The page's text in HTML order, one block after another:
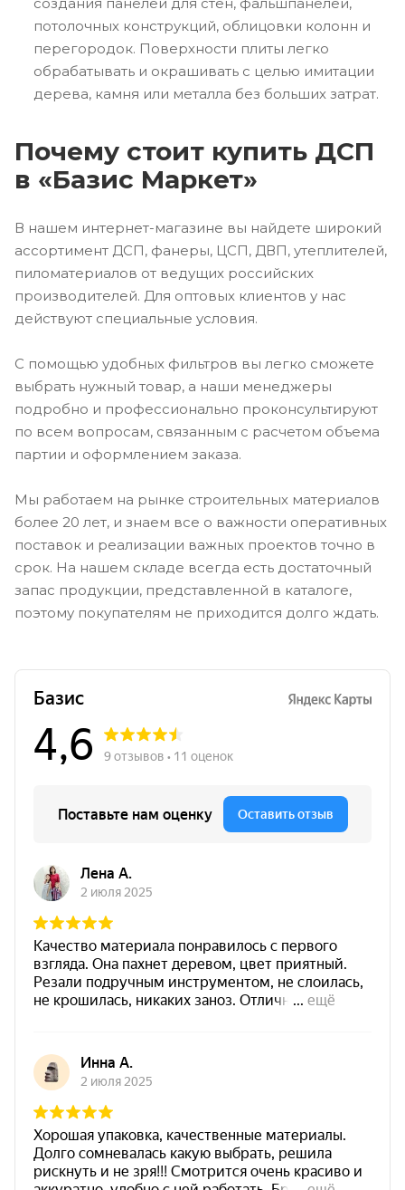
создания панелей для стен, фальшпанелей,
потолочных конструкций, облицовки колонн и
перегородок. Поверхности плиты легко
обрабатывать и окрашивать с целью имитации
дерева, камня или металла без больших затрат.
Почему стоит купить ДСП
в «Базис Маркет»
В нашем интернет-магазине вы найдете широкий
ассортимент ДСП, фанеры, ЦСП, ДВП, утеплителей,
пиломатериалов от ведущих российских
производителей. Для оптовых клиентов у нас
действуют специальные условия.
С помощью удобных фильтров вы легко сможете
выбрать нужный товар, а наши менеджеры
подробно и профессионально проконсультируют
по всем вопросам, связанным с расчетом объема
партии и оформлением заказа.
Мы работаем на рынке строительных материалов
более 20 лет, и знаем все о важности оперативных
поставок и реализации важных проектов точно в
срок. На нашем складе всегда есть достаточный
запас продукции, представленной в каталоге,
поэтому покупателям не приходится долго ждать.